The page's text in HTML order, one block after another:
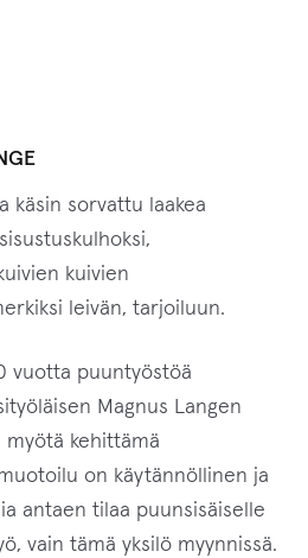
käsin sorvattu laakea
kuivien
leivän, tarjoiluun.
vuotta puuntyöstöä
Magnus Langen
myötä kehittämä
on käytännöllinen ja
antaen tilaa puunsisäiselle
vain tämä yksilö myynnissä.